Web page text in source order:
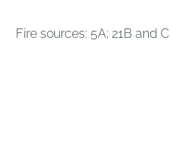
Fire sources: 5A; 21B and C